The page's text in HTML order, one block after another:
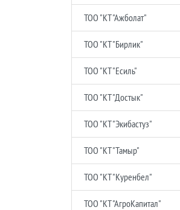
ТОО "КТ "Ажболат"
ТОО "КТ "Бирлик"
ТОО "КТ "Есиль"
ТОО "КТ "Достык"
ТОО "КТ "Экибастуз"
ТОО "КТ "Тамыр"
ТОО "КТ "Куренбел"
ТОО "КТ "АгроКапитал"